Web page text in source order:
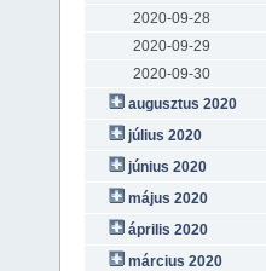
2020-09-28
2020-09-29
2020-09-30
augusztus 2020
július 2020
június 2020
május 2020
április 2020
március 2020